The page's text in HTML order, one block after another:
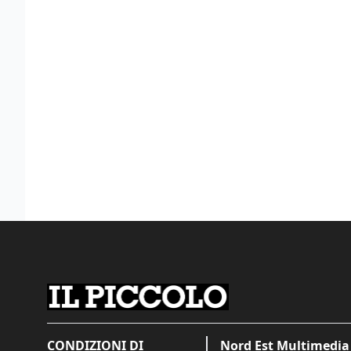
CONDIZIONI DI
Nord Est Multimedia